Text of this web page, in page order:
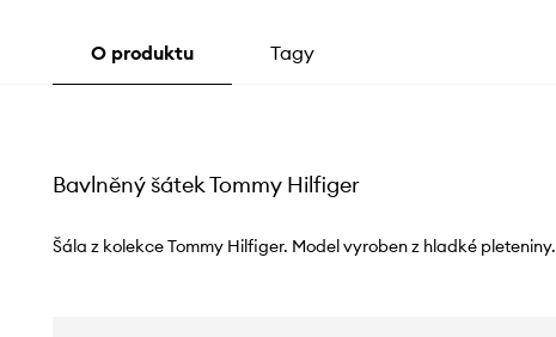
O produktu Tagy
Bavlněný šátek Tommy Hilfiger
Šála z kolekce Tommy Hilfiger. Model vyroben z hladké pleteniny.